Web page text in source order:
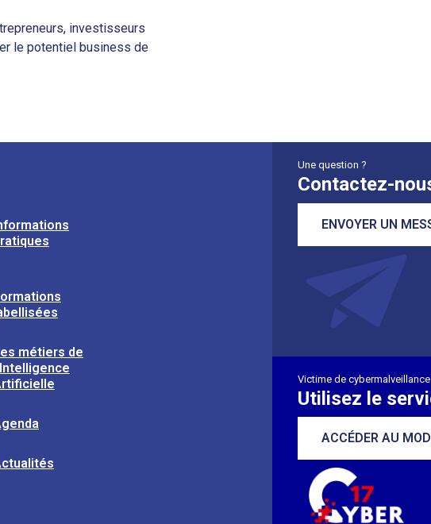
investisseurs
le potentiel business de
métiers de
Une question ?
Contactez-
ENVOYER UN
Victime de cybermalveillance
Utilisez le
ACCÉDER AU